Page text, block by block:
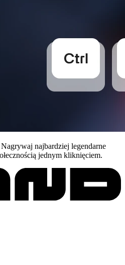
Nagrywaj najbardziej legendarne
jednym kliknięciem.